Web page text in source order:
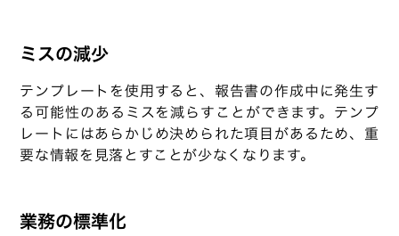
ミスの減少
テンプレートを使用すると、報告書の作成中に発生す
る可能性のあるミスを減らすことができます。テンプ
レートにはあらかじめ決められた項目があるため、重
要な情報を見落とすことが少なくなります。
業務の標準化